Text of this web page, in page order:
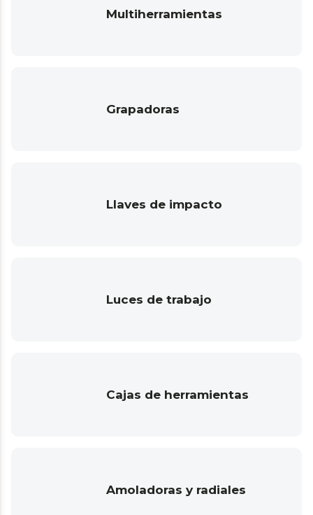
Multiherramientas
Grapadoras
Llaves de impacto
Luces de trabajo
Cajas de herramientas
Amoladoras y radiales